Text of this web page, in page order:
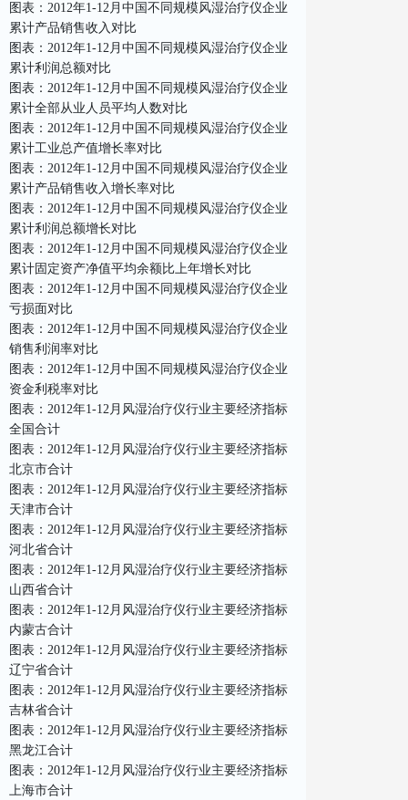
图表：2012年1-12月中国不同规模风湿治疗仪企业
累计产品销售收入对比
图表：2012年1-12月中国不同规模风湿治疗仪企业
累计利润总额对比
图表：2012年1-12月中国不同规模风湿治疗仪企业
累计全部从业人员平均人数对比
图表：2012年1-12月中国不同规模风湿治疗仪企业
累计工业总产值增长率对比
图表：2012年1-12月中国不同规模风湿治疗仪企业
累计产品销售收入增长率对比
图表：2012年1-12月中国不同规模风湿治疗仪企业
累计利润总额增长对比
图表：2012年1-12月中国不同规模风湿治疗仪企业
累计固定资产净值平均余额比上年增长对比
图表：2012年1-12月中国不同规模风湿治疗仪企业
亏损面对比
图表：2012年1-12月中国不同规模风湿治疗仪企业
销售利润率对比
图表：2012年1-12月中国不同规模风湿治疗仪企业
资金利税率对比
图表：2012年1-12月风湿治疗仪行业主要经济指标
全国合计
图表：2012年1-12月风湿治疗仪行业主要经济指标
北京市合计
图表：2012年1-12月风湿治疗仪行业主要经济指标
天津市合计
图表：2012年1-12月风湿治疗仪行业主要经济指标
河北省合计
图表：2012年1-12月风湿治疗仪行业主要经济指标
山西省合计
图表：2012年1-12月风湿治疗仪行业主要经济指标
内蒙古合计
图表：2012年1-12月风湿治疗仪行业主要经济指标
辽宁省合计
图表：2012年1-12月风湿治疗仪行业主要经济指标
吉林省合计
图表：2012年1-12月风湿治疗仪行业主要经济指标
黑龙江合计
图表：2012年1-12月风湿治疗仪行业主要经济指标
上海市合计